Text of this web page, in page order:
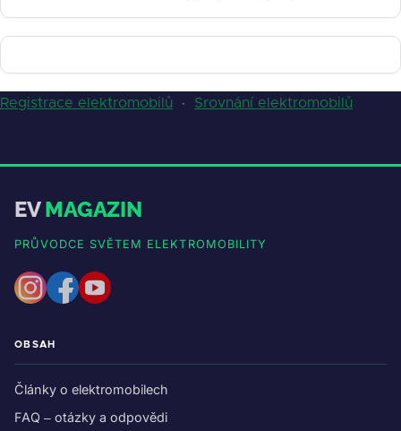
Registrace elektromobilů · Srovnání elektromobilů
EVMAGAZIN
PRŮVODCE SVĚTEM ELEKTROMOBILITY
OBSAH
Články o elektromobilech
FAQ – otázky a odpovědi